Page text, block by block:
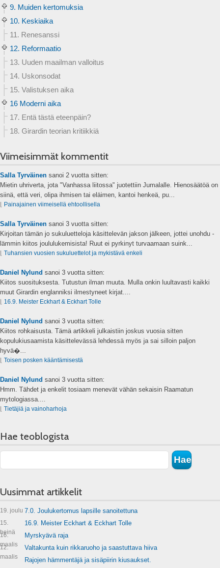
9. Muiden kertomuksia
10. Keskiaika
11. Renesanssi
12. Reformaatio
13. Uuden maailman valloitus
14. Uskonsodat
15. Valistuksen aika
16 Moderni aika
17. Entä tästä eteenpäin?
18. Girardin teorian kritiikkiä
Viimeisimmät kommentit
Salla Tyrväinen sanoi 2 vuotta sitten:
Mietin uhriverta, jota "Vanhassa liitossa" juotettiin Jumalalle. Hienosäätöä on
siinä, että veri, olipa ihmisen tai eläimen, kantoi henkeä, pu...
Painajainen viimeisellä ehtoollisella
Salla Tyrväinen sanoi 3 vuotta sitten:
Kirjoitan tämän jo sukuluetteloja käsittelevän jakson jälkeen, jottei unohdu -
lämmin kiitos joululukemisista! Ruut ei pyrkinyt turvaamaan suink...
Tuhansien vuosien sukuluettelot ja mykistävä enkeli
Daniel Nylund sanoi 3 vuotta sitten:
Kiitos suosituksesta. Tutustun ilman muuta. Mulla onkin luultavasti kaikki
muut Girardin englanniksi ilmestyneet kirjat....
16.9. Meister Eckhart & Eckhart Tolle
Daniel Nylund sanoi 3 vuotta sitten:
Kiitos rohkaisusta. Tämä artikkeli julkaistiin joskus vuosia sitten
kopulukiusaamista käsittelevässä lehdessä myös ja sai silloin paljon
hyvä�...
Toisen posken kääntämisestä
Daniel Nylund sanoi 3 vuotta sitten:
Hmm. Tähdet ja enkelit tosiaam menevät vähän sekaisin Raamatun
mytologiassa....
Tietäjiä ja vainoharhoja
Hae teoblogista
Uusimmat artikkelit
19. joulu 7.0. Joulukertomus lapsille sanoitettuna
15.
heinä
16.9. Meister Eckhart & Eckhart Tolle
16.
maalis
Myrskyävä raja
12.
maalis
Valtakunta kuin rikkaruoho ja saastuttava hiiva
Rajojen hämmentäjä ja sisäpiirin kiusaukset.